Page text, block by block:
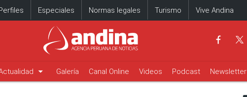
Especiales Normas legales Turismo Vive Andina
arrow_drop_down Galería Canal Online Videos Podcast Newsletter